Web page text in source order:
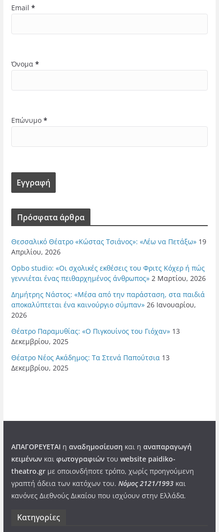
Email *
Όνομα *
Επώνυμο *
Πρόσφατα άρθρα
Θεσσαλικό Θέατρο «Κώστας Τσιάνος»: «Λέω να Πετάξω» 19
Απριλίου, 2026
Opbo studio: «Οι σχολικές εκθέσεις του Φριτς Κόχερ ή πώς
γεννιέται ένας πειθαρχημένος άνθρωπος» 2 Μαρτίου, 2026
Δημήτρης Νάστος: «Μέσα από την παράσταση, στα παιδιά
αποκαλύπτεται ένα καινούργιο σύμπαν» 26 Ιανουαρίου,
2026
Θέατρο Παραμυθίας: «Ο Πιγκουίνος του Γιόχαν» 13
Δεκεμβρίου, 2025
Θέατρο Νέος Ακάδημος: Τα Στενά Παπούτσια 13
Δεκεμβρίου, 2025
ΑΠΑΓΟΡΕΥΕΤΑΙ η αναδημοσίευση και η αναπαραγωγή
κειμένωνκαι φωτογραφιώντου website paidiko-
theatro.grμε οποιονδήποτε τρόπο, χωρίς προηγούμενη
γραπτή άδεια των κατόχων του. Νόμος 2121/1993και
κανόνες Διεθνούς Δικαίου που ισχύουν στην Ελλάδα.
Kατηγορίες